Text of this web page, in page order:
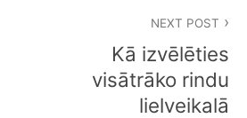
NEXT POST
Kā izvēlēties
visātrāko rindu
lielveikalā